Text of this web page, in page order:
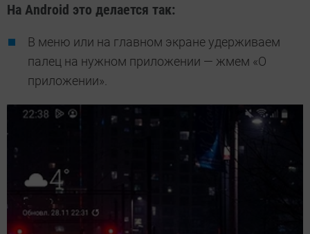
На Android это делается так:
В меню или на главном экране удерживаем
палец на нужном приложении — жмем «О
приложении».